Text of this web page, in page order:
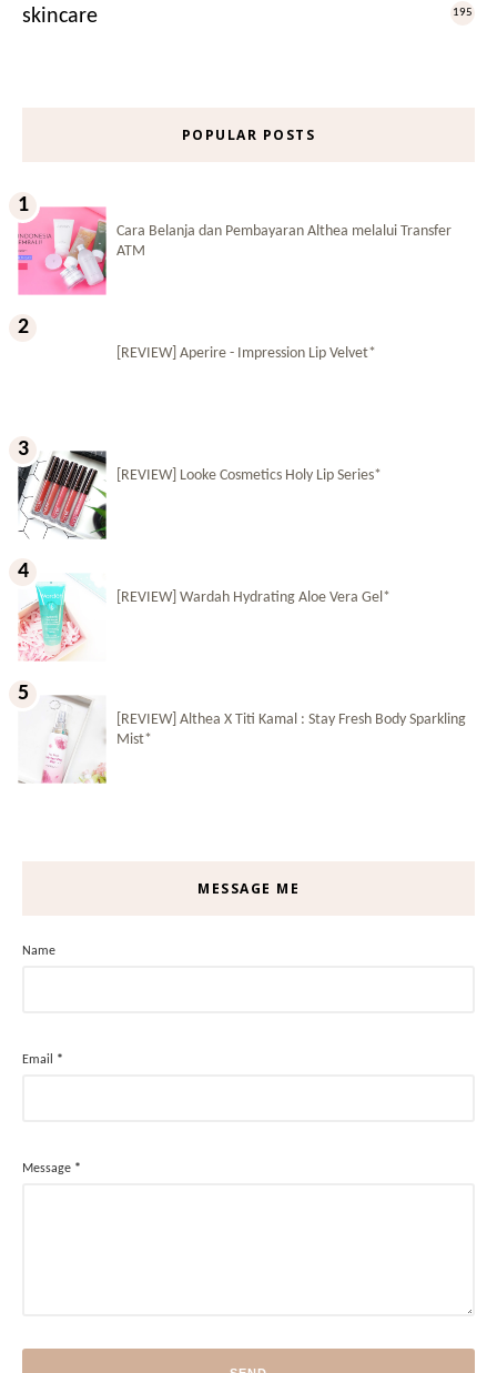
skincare 195
POPULAR POSTS
Cara Belanja dan Pembayaran Althea melalui Transfer
ATM
[REVIEW] Aperire - Impression Lip Velvet*
[REVIEW] Looke Cosmetics Holy Lip Series*
[REVIEW] Wardah Hydrating Aloe Vera Gel*
[REVIEW] Althea X Titi Kamal : Stay Fresh Body Sparkling
Mist*
MESSAGE ME
Name
Email *
Message *